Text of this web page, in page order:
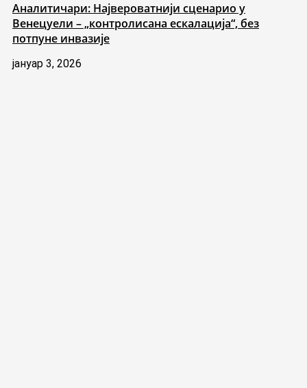
Аналитичари: Највероватнији сценарио у
Венецуели – „контролисана ескалација“, без
потпуне инвазије
јануар 3, 2026